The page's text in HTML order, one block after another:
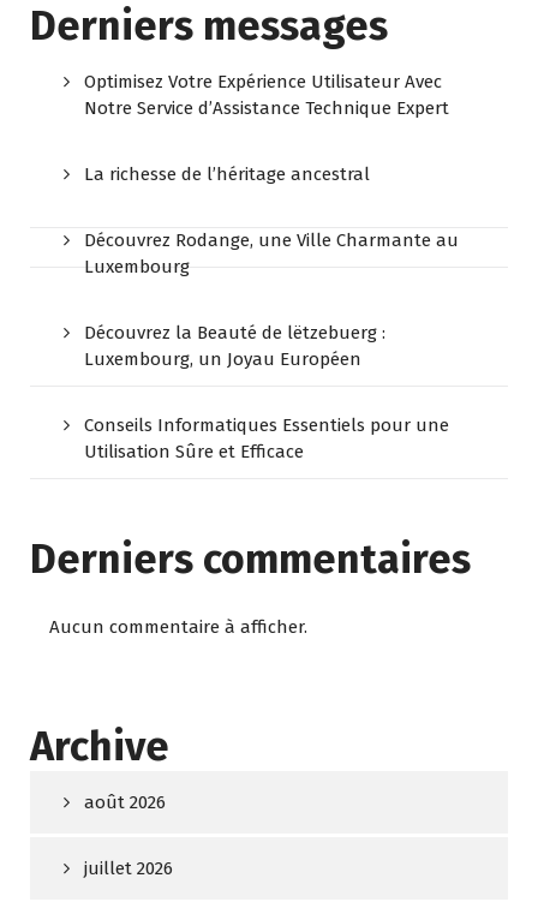
Derniers messages
Optimisez Votre Expérience Utilisateur Avec
Notre Service d’Assistance Technique Expert
La richesse de l’héritage ancestral
Découvrez Rodange, une Ville Charmante au
Luxembourg
Découvrez la Beauté de lëtzebuerg :
Luxembourg, un Joyau Européen
Conseils Informatiques Essentiels pour une
Utilisation Sûre et Efficace
Derniers commentaires
Aucun commentaire à afficher.
Archive
août 2026
juillet 2026